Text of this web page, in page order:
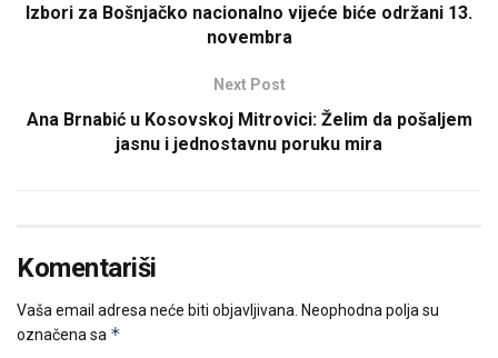
Izbori za Bošnjačko nacionalno vijeće biće održani 13.
novembra
Next Post
Ana Brnabić u Kosovskoj Mitrovici: Želim da pošaljem
jasnu i jednostavnu poruku mira
Komentariši
Vaša email adresa neće biti objavljivana. Neophodna polja su
označena sa *